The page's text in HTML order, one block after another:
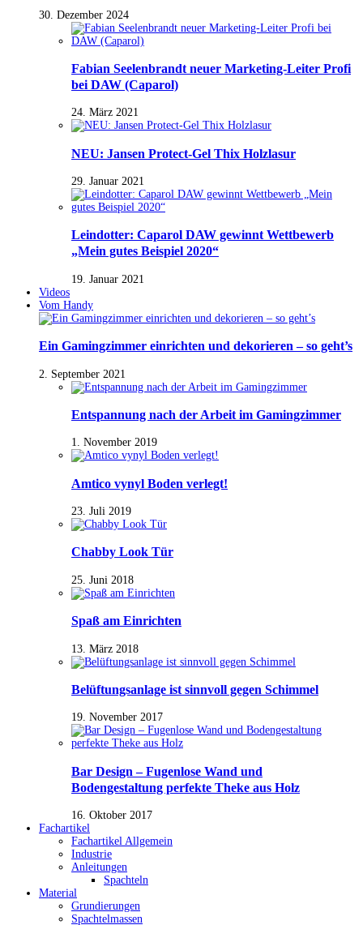
30. Dezember 2024
Fabian Seelenbrandt neuer Marketing-Leiter Profi
bei DAW (Caparol)
24. März 2021
NEU: Jansen Protect-Gel Thix Holzlasur
29. Januar 2021
Leindotter: Caparol DAW gewinnt Wettbewerb
„Mein gutes Beispiel 2020“
19. Januar 2021
Videos
Vom Handy
Ein Gamingzimmer einrichten und dekorieren – so geht’s
2. September 2021
Entspannung nach der Arbeit im Gamingzimmer
1. November 2019
Amtico vynyl Boden verlegt!
23. Juli 2019
Chabby Look Tür
25. Juni 2018
Spaß am Einrichten
13. März 2018
Belüftungsanlage ist sinnvoll gegen Schimmel
19. November 2017
Bar Design – Fugenlose Wand und
Bodengestaltung perfekte Theke aus Holz
16. Oktober 2017
Fachartikel
Fachartikel Allgemein
Industrie
Anleitungen
Spachteln
Material
Grundierungen
Spachtelmassen